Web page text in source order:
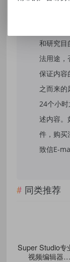
站无关
和研究目
法用途，
保证内容
之而来的
24个小
述内容。
件，购买
致信E-
同类推荐
Super Studio专
视频编辑器